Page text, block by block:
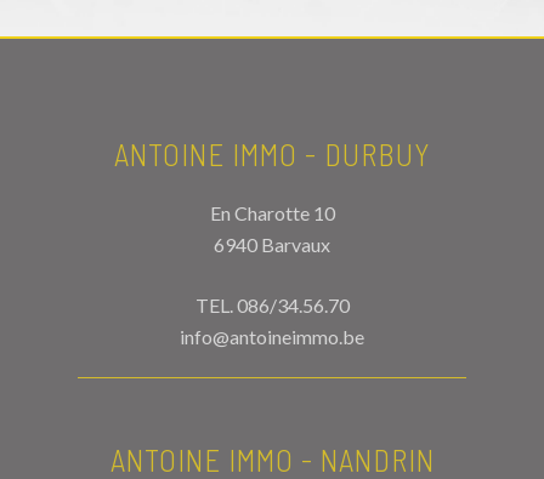
ANTOINE IMMO - DURBUY
En Charotte 10
6940 Barvaux
TEL. 086/34.56.70
info@antoineimmo.be
ANTOINE IMMO - NANDRIN